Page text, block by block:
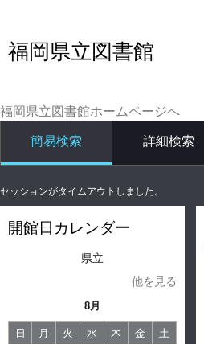
福岡県立図書館
福岡県立図書館ホームページへ
簡易検索 詳細検索
セッションがタイムアウトしました。
開館日カレンダー
県立
他を見る
8月
日 月 火 水 木 金 土